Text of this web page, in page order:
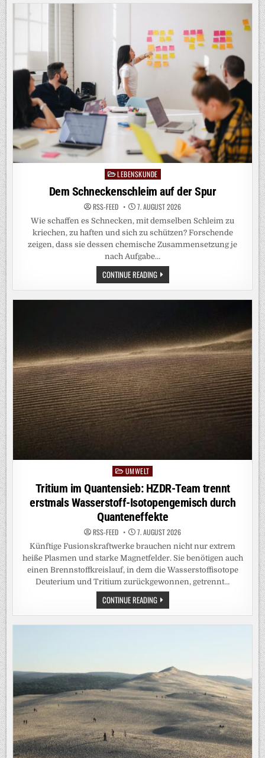
NUTZPFLANZEN
FÜHRT
Posted
in
LEBENSKUNDE
Dem Schneckenschleim auf der Spur
RSS-FEED 7. AUGUST 2026
Wie schaffen es Schnecken, mit demselben Schleim zu
kriechen, zu haften und sich zu schützen? Forschende
zeigen, dass sie dessen chemische Zusammensetzung je
nach Aufgabe…
CONTINUE READINGDEM
SCHNECKENSCHLEIM
AUF
DER
PostedUMWELT
Tritium im Quantensieb: HZDR-Team trennt
erstmals Wasserstoff-Isotopengemisch durch
Quanteneffekte
RSS-FEED 7. AUGUST 2026
Künftige Fusionskraftwerke brauchen nicht nur extrem
heiße Plasmen und starke Magnetfelder. Sie benötigen auch
einen Brennstoffkreislauf, in dem die Wasserstoffisotope
Deuterium und Tritium zurückgewonnen, getrennt…
CONTINUE READINGTRITIUM
IM
QUANTENSIEB:
DURCH
QUANTENEFFEKTE